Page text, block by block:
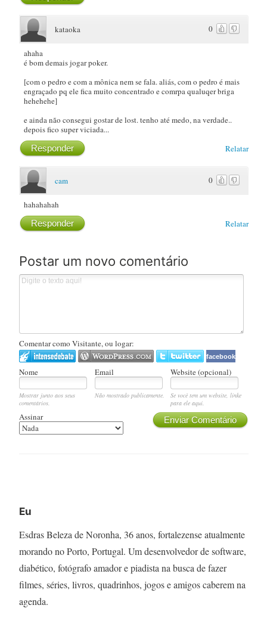
0
kataoka
ahaha
é bom demais jogar poker.
[com o pedro e com a mônica nem se fala. aliás, com o pedro é mais
engraçado pq ele fica muito concentrado e comrpa qualuqer briga
hehehehe]
e ainda não consegui gostar de lost. tenho até medo, na verdade..
depois fico super viciada...
Relatar
Responder
0
cam
hahahahah
Relatar
Responder
Postar um novo comentário
Comentar como Visitante, ou logar:
facebook
Nome Email Website (opcional)
Mostrar junto aos seus
comentários.
Não mostrado publicamente.
Se você tem um website, linke
para ele aqui.
Enviar Comentário
Assinar
Eu
Esdras Beleza de Noronha, 36 anos, fortalezense atualmente
morando no Porto, Portugal. Um desenvolvedor de software,
diabético, fotógrafo amador e piadista na busca de fazer
filmes, séries, livros, quadrinhos, jogos e amigos caberem na
agenda.